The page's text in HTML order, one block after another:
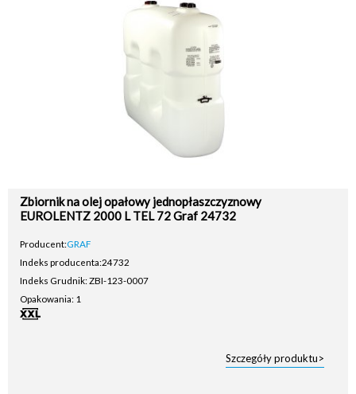
Zbiornik na olej opałowy jednopłaszczyznowy
EUROLENTZ 2000 L TEL 72 Graf 24732
Producent:GRAF
Indeks producenta:24732
Indeks Grudnik: ZBI-123-0007
Opakowania: 1
Szczegóły produktu>